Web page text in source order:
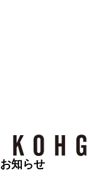
知らせ